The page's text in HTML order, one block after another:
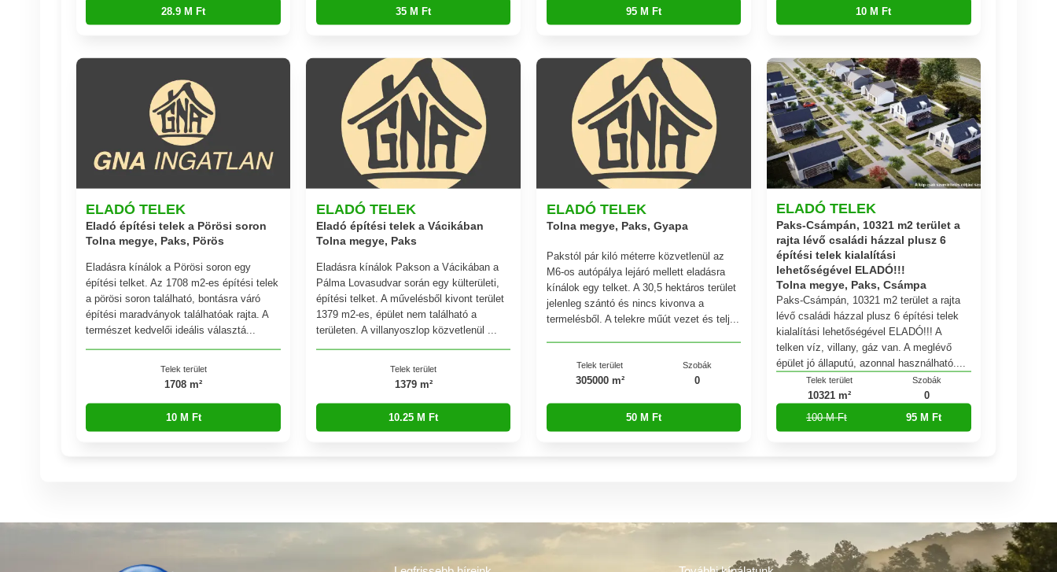
28.9 M Ft 35 M Ft 95 M Ft 10 M Ft
ELADÓ TELEK
Eladó építési telek a Pörösi soron
Tolna megye, Paks, Pörös
Eladásra kínálok a Pörösi soron egy
építési telket. Az 1708 m2-es építési telek
a pörösi soron található, bontásra váró
építési maradványok találhatóak rajta. A
természet kedvelői ideális választá...
Telek terület
1708 m²
10 M Ft
ELADÓ TELEK
Eladó építési telek a Vácikában
Tolna megye, Paks
Eladásra kínálok Pakson a Vácikában a
Pálma Lovasudvar során egy külterületi,
építési telket. A művelésből kivont terület
1379 m2-es, épület nem található a
területen. A villanyoszlop közvetlenül ...
Telek terület
1379 m²
10.25 M Ft
ELADÓ TELEK
Tolna megye, Paks, Gyapa
Pakstól pár kiló méterre közvetlenül az
M6-os autópálya lejáró mellett eladásra
kínálok egy telket. A 30,5 hektáros terület
jelenleg szántó és nincs kivonva a
termelésből. A telekre műút vezet és telj...
Telek terület
305000 m²
Szobák
0
50 M Ft
ELADÓ TELEK
Paks-Csámpán, 10321 m2 terület a
rajta lévő családi házzal plusz 6
építési telek kialalítási
lehetőségével ELADÓ!!!
Tolna megye, Paks, Csámpa
Paks-Csámpán, 10321 m2 terület a rajta
lévő családi házzal plusz 6 építési telek
kialalítási lehetőségével ELADÓ!!! A
telken víz, villany, gáz van. A meglévő
épület jó állaputú, azonnal használható....
Telek terület
10321 m²
Szobák
0
100 M Ft
95 M Ft